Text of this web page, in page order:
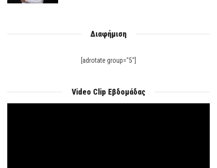
Διαφήμιση
[adrotate group="5"]
Video Clip Εβδομάδας